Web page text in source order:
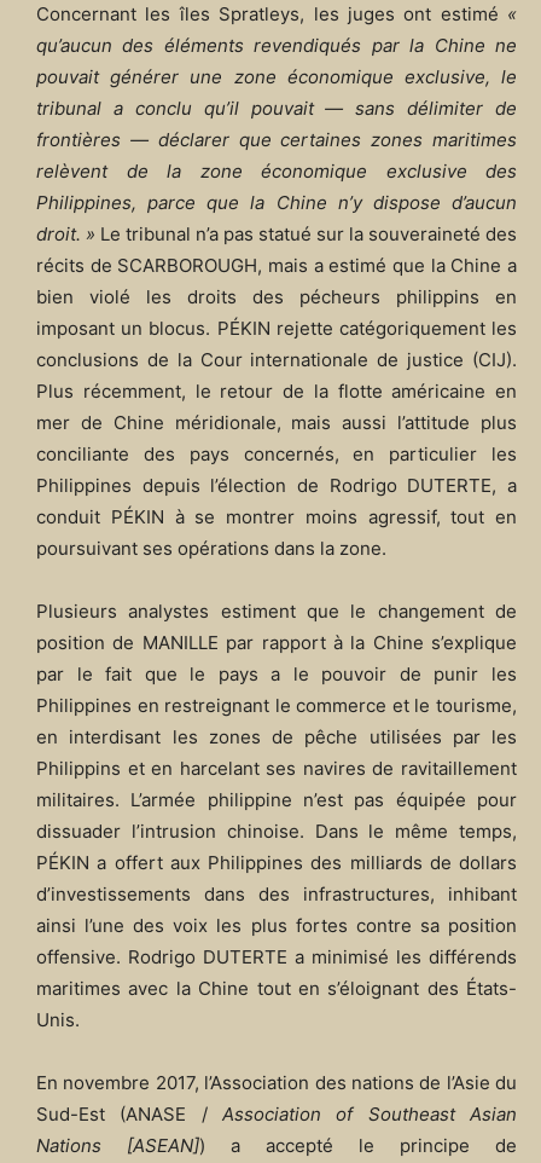
Concernant les îles Spratleys, les juges ont estimé «
qu’aucun des éléments revendiqués par la Chine ne
pouvait générer une zone économique exclusive, le
tribunal a conclu qu’il pouvait ― sans délimiter de
frontières ― déclarer que certaines zones maritimes
relèvent de la zone économique exclusive des
Philippines, parce que la Chine n’y dispose d’aucun
droit. » Le tribunal n’a pas statué sur la souveraineté des
récits de SCARBOROUGH, mais a estimé que la Chine a
bien violé les droits des pécheurs philippins en
imposant un blocus. PÉKIN rejette catégoriquement les
conclusions de la Cour internationale de justice (CIJ).
Plus récemment, le retour de la flotte américaine en
mer de Chine méridionale, mais aussi l’attitude plus
conciliante des pays concernés, en particulier les
Philippines depuis l’élection de Rodrigo DUTERTE, a
conduit PÉKIN à se montrer moins agressif, tout en
poursuivant ses opérations dans la zone.
Plusieurs analystes estiment que le changement de
position de MANILLE par rapport à la Chine s’explique
par le fait que le pays a le pouvoir de punir les
Philippines en restreignant le commerce et le tourisme,
en interdisant les zones de pêche utilisées par les
Philippins et en harcelant ses navires de ravitaillement
militaires. L’armée philippine n’est pas équipée pour
dissuader l’intrusion chinoise. Dans le même temps,
PÉKIN a offert aux Philippines des milliards de dollars
d’investissements dans des infrastructures, inhibant
ainsi l’une des voix les plus fortes contre sa position
offensive. Rodrigo DUTERTE a minimisé les différends
maritimes avec la Chine tout en s’éloignant des États-
Unis.
En novembre 2017, l’Association des nations de l’Asie du
Sud-Est (ANASE / Association of Southeast Asian
Nations [ASEAN]) a accepté le principe de